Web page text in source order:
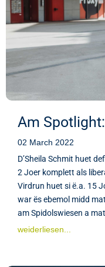
Am
02 March 2022
D’Sheila Schmit huet
2 Joer komplett als
Virdrun huet si ë.a. 15
war ës ebemol midd
am Spidolswiesen a
weiderliesen...